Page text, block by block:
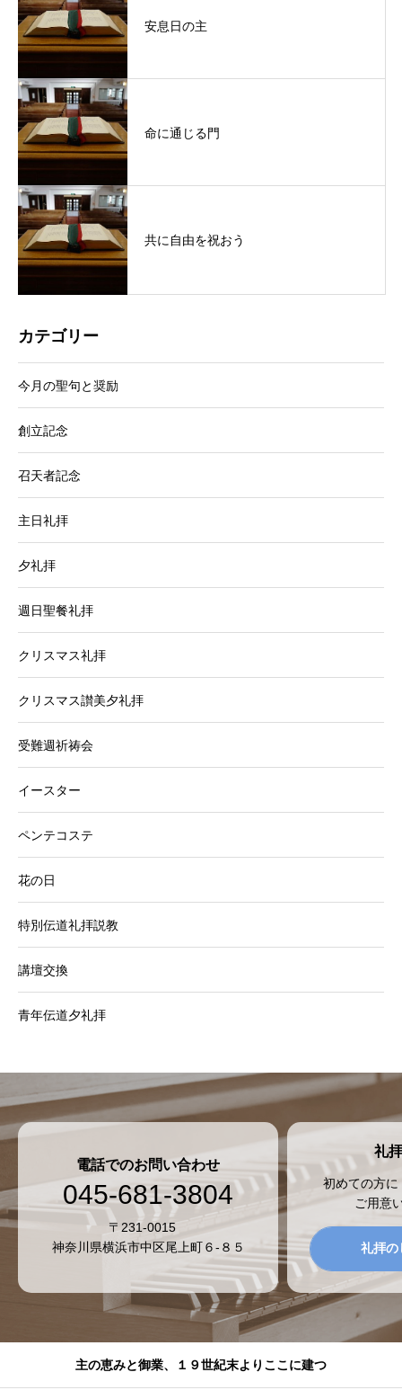
安息日の主
命に通じる門
共に自由を祝おう
カテゴリー
今月の聖句と奨励
創立記念
召天者記念
主日礼拝
夕礼拝
週日聖餐礼拝
クリスマス礼拝
クリスマス讃美夕礼拝
受難週祈祷会
イースター
ペンテコステ
花の日
特別伝道礼拝説教
講壇交換
青年伝道夕礼拝
電話でのお問い合わせ
045-681-3804
〒231-0015
神奈川県横浜市中区尾上町６-８５
礼
初めての方
ご用意
礼拝の
主の恵みと御業、１９世紀末よりここに建つ